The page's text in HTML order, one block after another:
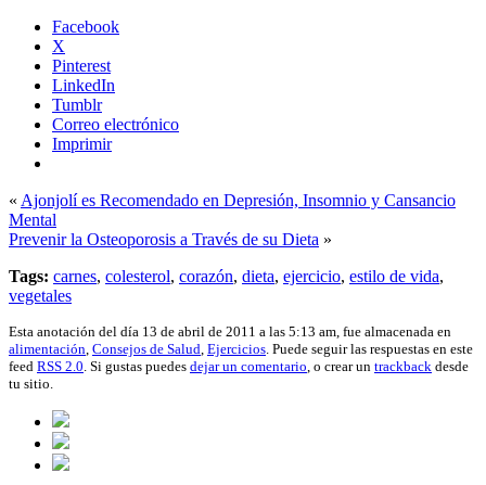
Facebook
X
Pinterest
LinkedIn
Tumblr
Correo electrónico
Imprimir
« Ajonjolí es Recomendado en Depresión, Insomnio y Cansancio
Mental
Prevenir la Osteoporosis a Través de su Dieta »
Tags: carnes, colesterol, corazón, dieta, ejercicio, estilo de vida,
vegetales
Esta anotación del día 13 de abril de 2011 a las 5:13 am, fue almacenada en
alimentación Consejos de Salud Ejercicios . Puede seguir las respuestas en este
feed RSS 2.0 . Si gustas puedes dejar un comentario , o crear un trackback desde
tu sitio.